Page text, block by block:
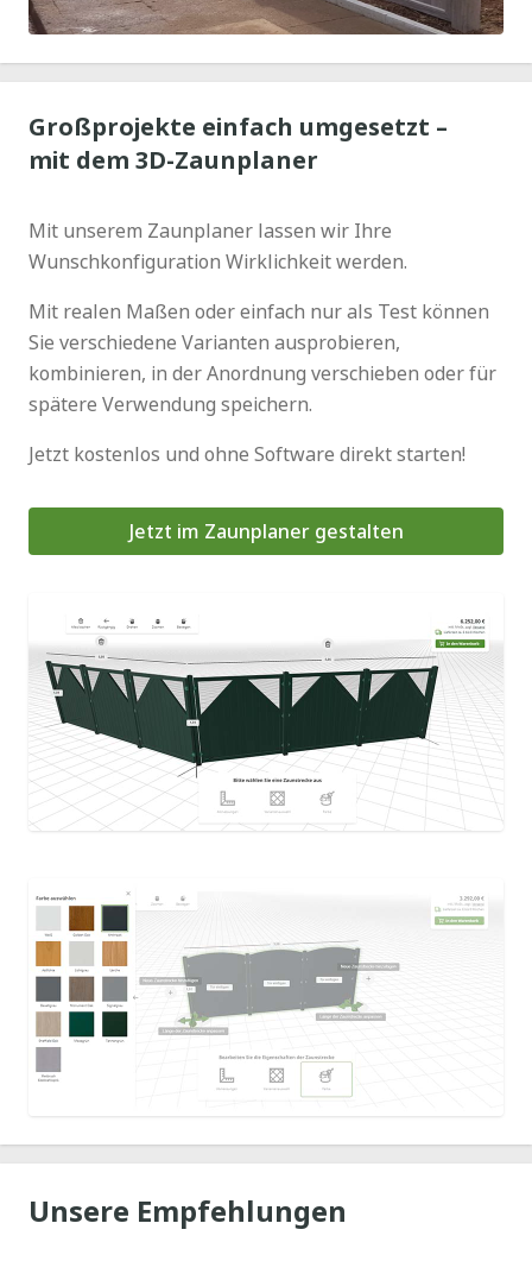
Großprojekte einfach umgesetzt –
mit dem 3D-Zaunplaner
Mit unserem Zaunplaner lassen wir Ihre
Wunschkonfiguration Wirklichkeit werden.
Mit realen Maßen oder einfach nur als Test können
Sie verschiedene Varianten ausprobieren,
kombinieren, in der Anordnung verschieben oder für
spätere Verwendung speichern.
Jetzt kostenlos und ohne Software direkt starten!
Jetzt im Zaunplaner gestalten
Unsere Empfehlungen